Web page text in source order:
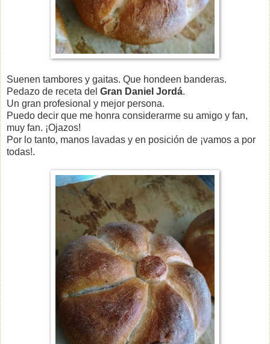
Suenen tambores y gaitas. Que hondeen banderas.
Pedazo de receta del Gran Daniel Jordá.
Un gran profesional y mejor persona.
Puedo decir que me honra considerarme su amigo y fan,
muy fan. ¡Ojazos!
Por lo tanto, manos lavadas y en posición de ¡vamos a por
todas!.